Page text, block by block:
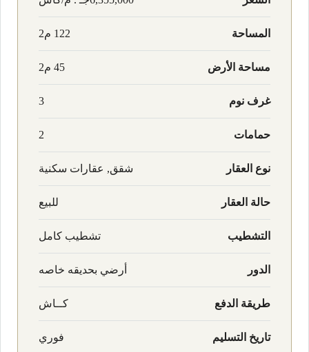
المساحة 122 م2
مساحة الأرض 45 م2
غرف نوم 3
حمامات 2
نوع العقار شقق, عقارات سكنية
حالة العقار للبيع
التشطيب تشطيب كامل
الدور أرضي بحديقه خاصه
طريقة الدفع كــاش
تاريخ التسليم فوري